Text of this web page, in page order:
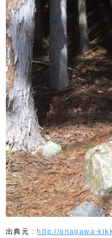
http://onagawa-